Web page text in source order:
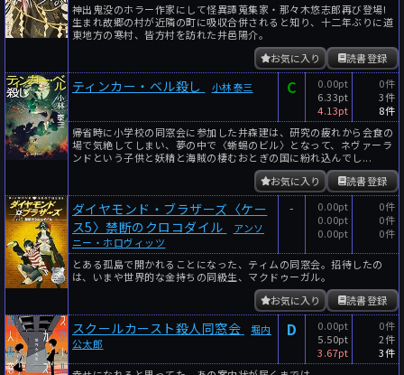
神出鬼没のホラー作家にして怪異譚蒐集家・那々木悠志郎再び登場!
生まれ故郷の村が近隣の町に吸収合併されると知り、十二年ぶりに道
東地方の寒村、皆方村を訪れた井邑陽介。
読書登録
お気に入り
ティンカー・ベル殺し 小林泰三 C
0.00pt
6.33pt
4.13pt
0件
3件
8件
帰省時に小学校の同窓会に参加した井森建は、研究の疲れから会食の
場で気絶してしまい、夢の中で〈蜥蜴のビル〉となって、ネヴァーラ
ンドという子供と妖精と海賊の棲むおとぎの国に紛れ込んでし...
読書登録
お気に入り
ダイヤモンド・ブラザーズ〈ケー
ス5〉禁断のクロコダイル
アンソ
ニー・ホロヴィッツ
-
0.00pt
0.00pt
0.00pt
0件
0件
0件
とある孤島で開かれることになった、ティムの同窓会。招待したの
は、いまや世界的な金持ちの同級生、マクドゥーガル。
読書登録
お気に入り
スクールカースト殺人同窓会
堀内
公太郎
D
0.00pt
5.50pt
3.67pt
0件
2件
3件